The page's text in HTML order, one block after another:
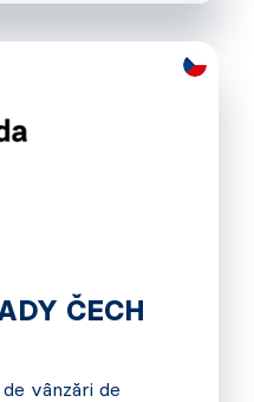
ČECH
vânzări de